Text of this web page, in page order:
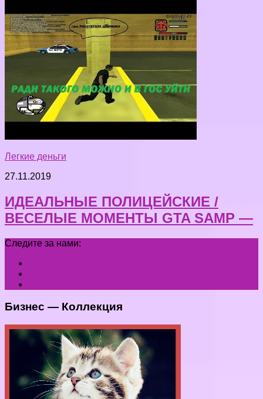
Легкие деньги
27.11.2019
ИДЕАЛЬНЫЕ ПОЛИЦЕЙСКИЕ /
ВЕСЕЛЫЕ МОМЕНТЫ GTA SAMP —
Следите за нами:
Бизнес — Коллекция